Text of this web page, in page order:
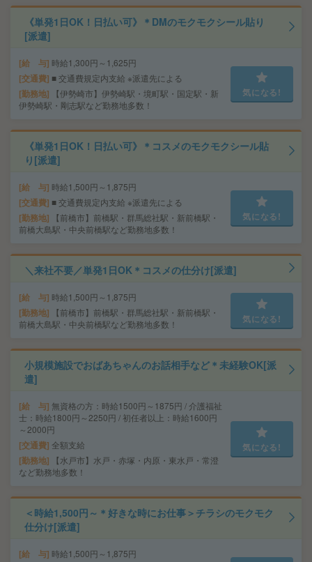
《単発1日OK！日払い可》＊DMのモクモクシール貼り
[派遣]
給 与 時給1,300円～1,625円
交通費 ■ 交通費規定内支給 ※派遣先による
勤務地
【伊勢崎市】伊勢崎駅・境町駅・国定駅・新
伊勢崎駅・剛志駅など勤務地多数！
気になる!
《単発1日OK！日払い可》＊コスメのモクモクシール貼
り[派遣]
給 与 時給1,500円～1,875円
交通費 ■ 交通費規定内支給 ※派遣先による
勤務地
【前橋市】前橋駅・群馬総社駅・新前橋駅・
前橋大島駅・中央前橋駅など勤務地多数！
気になる!
＼来社不要／単発1日OK＊コスメの仕分け[派遣]
給 与 時給1,500円～1,875円
勤務地
【前橋市】前橋駅・群馬総社駅・新前橋駅・
前橋大島駅・中央前橋駅など勤務地多数！
気になる!
小規模施設でおばあちゃんのお話相手など＊未経験OK[派
遣]
給 与 無資格の方：時給1500円～1875円 / 介護福祉
士：時給1800円～2250円 / 初任者以上：時給1600円
～2000円
交通費 全額支給
勤務地
【水戸市】水戸・赤塚・内原・東水戸・常澄
など勤務地多数！
気になる!
＜時給1,500円～＊好きな時にお仕事＞チラシのモクモク
仕分け[派遣]
給 与 時給1,500円～1,875円